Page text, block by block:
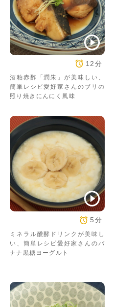
12分
酒粕赤酢「潤朱」が美味しい、
簡単レシピ愛好家さんのブリの
照り焼きにんにく風味
5分
ミネラル醗酵ドリンクが美味し
い、簡単レシピ愛好家さんのバ
ナナ黒糖ヨーグルト